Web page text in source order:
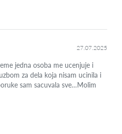
27.07.2025
jedna osoba me ucenjuje i
za dela koja nisam ucinila i
sam sacuvala sve…Molim